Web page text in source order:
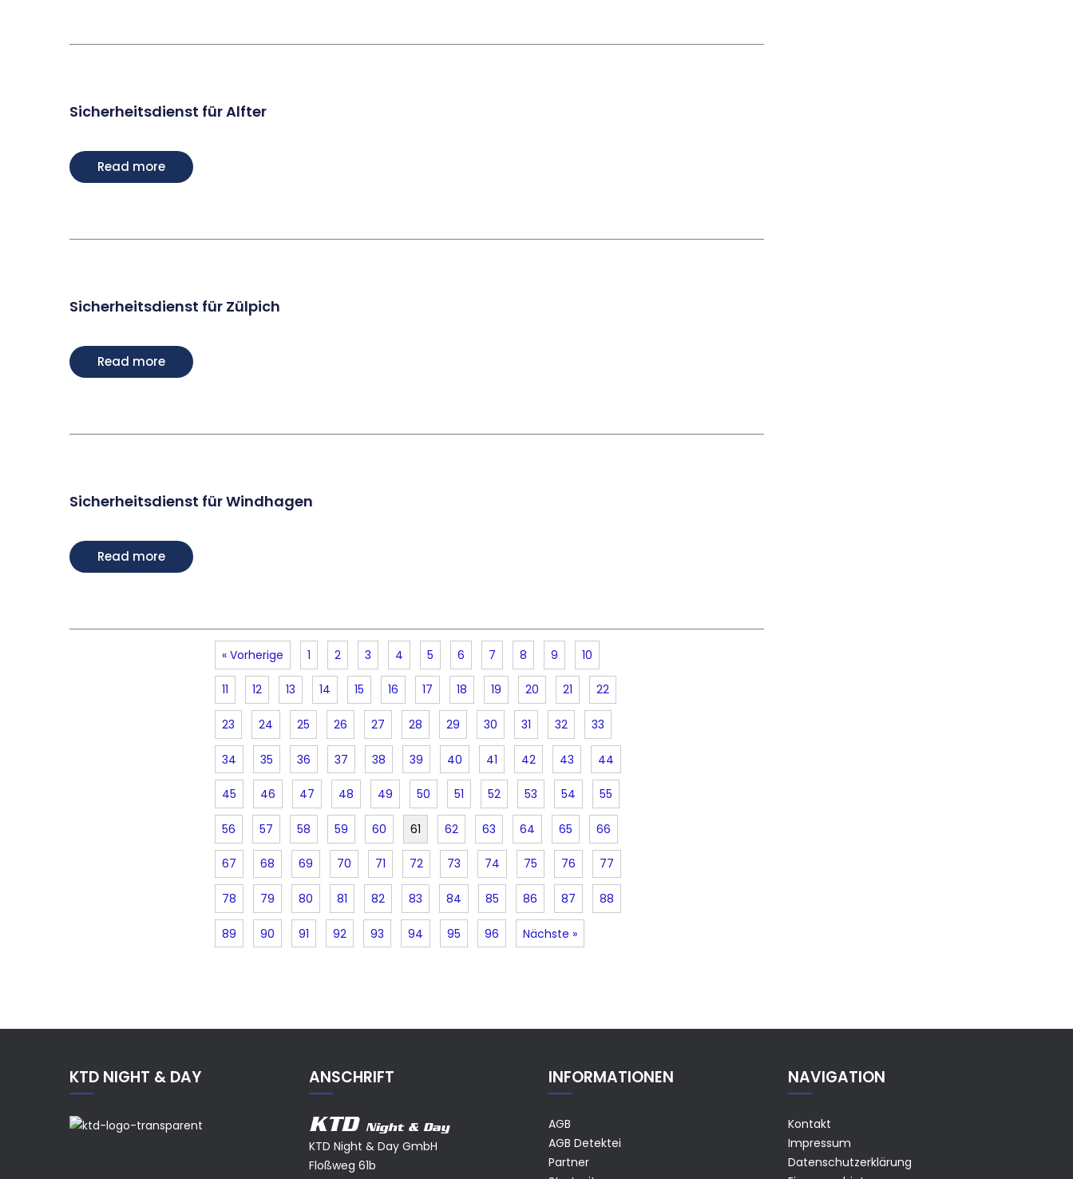
Sicherheitsdienst für Alfter
Read more
Sicherheitsdienst für Zülpich
Read more
Sicherheitsdienst für Windhagen
Read more
« Vorherige 1 2 3 4 5 6 7 8 9 10
11 12 13 14 15 16 17 18 19 20 21 22
23 24 25 26 27 28 29 30 31 32 33
34 35 36 37 38 39 40 41 42 43 44
45 46 47 48 49 50 51 52 53 54 55
56 57 58 59 60 61 62 63 64 65 66
67 68 69 70 71 72 73 74 75 76 77
78 79 80 81 82 83 84 85 86 87 88
89 90 91 92 93 94 95 96 Nächste »
KTD NIGHT & DAY ANSCHRIFT
KTD Night & Day
KTD Night & Day GmbH
Floßweg 61b
INFORMATIONEN
AGB
AGB Detektei
Partner
NAVIGATION
Kontakt
Impressum
Datenschutzerklärung